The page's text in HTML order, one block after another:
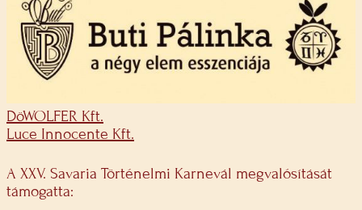
DöWOLFER Kft.
Luce Innocente Kft.
A XXV. Savaria Történelmi Karnevál megvalósítását
támogatta: